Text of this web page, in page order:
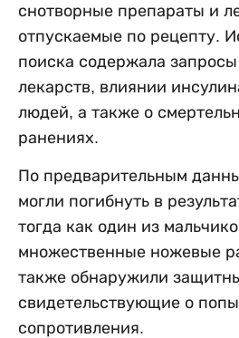
снотворные препараты и
отпускаемые по рецепту.
поиска содержала
лекарств, влиянии
людей, а также о
ранениях.
По предварительным
могли погибнуть в
тогда как один из
множественные ножевые
также обнаружили
свидетельствующие о
сопротивления.